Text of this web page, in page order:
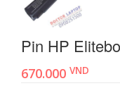
Pin HP
670.000 VND